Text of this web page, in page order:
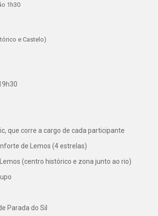
1h30
e Castelo)
que corre a cargo de cada participante
de Lemos (4 estrelas)
(centro histórico e zona junto ao rio)
Parada do Sil